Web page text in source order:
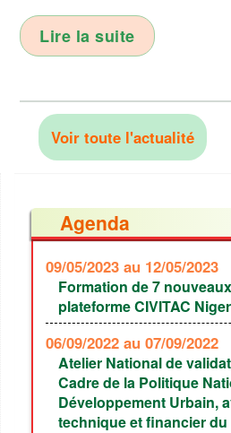
Lire la suite
Voir toute l'actualité
Agenda
09/05/2023 au 12/05/2023
Formation de 7
plateforme CIVITAC Niger
06/09/2022 au 07/09/2022
Atelier National de
Cadre de la Politique
Développement Urbain,
technique et financier du